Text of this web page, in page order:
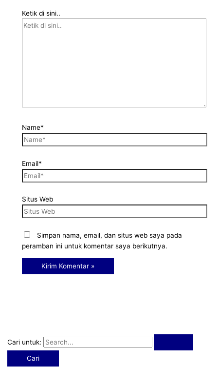
Cari untuk:
Ketik di sini..
Name*
Email*
Situs Web
Simpan nama, email, dan situs web saya pada
peramban ini untuk komentar saya berikutnya.